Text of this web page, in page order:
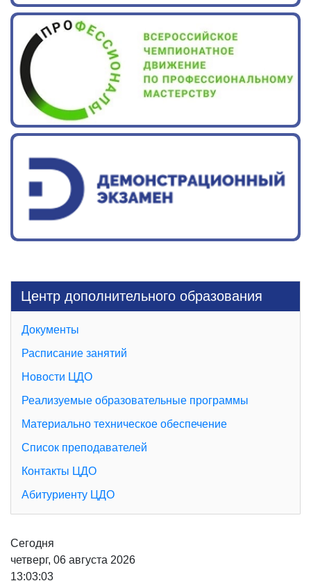
Центр дополнительного образования
Документы
Расписание занятий
Новости ЦДО
Реализуемые образовательные программы
Материально техническое обеспечение
Список преподавателей
Контакты ЦДО
Абитуриенту ЦДО
Сегодня
четверг, 06 августа 2026
13:03:04